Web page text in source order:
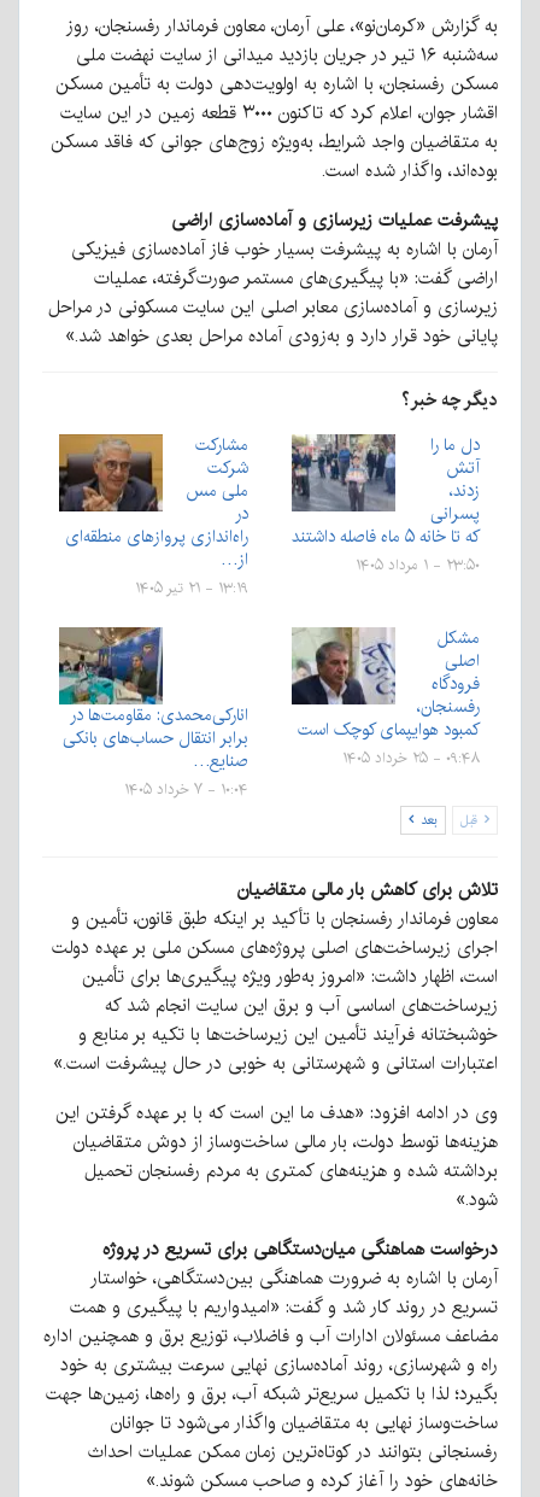
به گزارش «کرمان‌نو»، علی آرمان، معاون فرماندار رفسنجان، روز
سه‌شنبه ۱۶ تیر در جریان بازدید میدانی از سایت نهضت ملی
مسکن رفسنجان، با اشاره به اولویت‌دهی دولت به تأمین مسکن
اقشار جوان، اعلام کرد که تاکنون ۳۰۰۰ قطعه زمین در این سایت
به متقاضیان واجد شرایط، به‌ویژه زوج‌های جوانی که فاقد مسکن
بوده‌اند، واگذار شده است.
پیشرفت عملیات زیرسازی و آماده‌سازی اراضی
آرمان با اشاره به پیشرفت بسیار خوب فاز آماده‌سازی فیزیکی
اراضی گفت: «با پیگیری‌های مستمر صورت‌گرفته، عملیات
زیرسازی و آماده‌سازی معابر اصلی این سایت مسکونی در مراحل
پایانی خود قرار دارد و به‌زودی آماده مراحل بعدی خواهد شد.»
دیگر چه خبر؟
دل ما را
آتش
زدند،
پسرانی
که تا خانه ۵ ماه فاصله داشتند
۲۳:۵۰ - ۱ مرداد ۱۴۰۵
مشارکت
شرکت
ملی مس
در
راه‌اندازی پروازهای منطقه‌ای
از…
۱۳:۱۹ - ۲۱ تیر ۱۴۰۵
مشکل
اصلی
فرودگاه
رفسنجان،
کمبود هوایپمای کوچک است
۰۹:۴۸ - ۲۵ خرداد ۱۴۰۵
انارکی‌محمدی: مقاومت‌ها در
برابر انتقال حساب‌های بانکی
صنایع…
۱۰:۰۴ - ۷ خرداد ۱۴۰۵
قبل بعد
تلاش برای کاهش بار مالی متقاضیان
معاون فرماندار رفسنجان با تأکید بر اینکه طبق قانون، تأمین و
اجرای زیرساخت‌های اصلی پروژه‌های مسکن ملی بر عهده دولت
است، اظهار داشت: «امروز به‌طور ویژه پیگیری‌ها برای تأمین
زیرساخت‌های اساسی آب و برق این سایت انجام شد که
خوشبختانه فرآیند تأمین این زیرساخت‌ها با تکیه بر منابع و
اعتبارات استانی و شهرستانی به خوبی در حال پیشرفت است.»
وی در ادامه افزود: «هدف ما این است که با بر عهده گرفتن این
هزینه‌ها توسط دولت، بار مالی ساخت‌وساز از دوش متقاضیان
برداشته شده و هزینه‌های کمتری به مردم رفسنجان تحمیل
شود.»
درخواست هماهنگی میان‌دستگاهی برای تسریع در پروژه
آرمان با اشاره به ضرورت هماهنگی بین‌دستگاهی، خواستار
تسریع در روند کار شد و گفت: «امیدواریم با پیگیری و همت
مضاعف مسئولان ادارات آب و فاضلاب، توزیع برق و همچنین اداره
راه و شهرسازی، روند آماده‌سازی نهایی سرعت بیشتری به خود
بگیرد؛ لذا با تکمیل سریع‌تر شبکه آب، برق و راه‌ها، زمین‌ها جهت
ساخت‌وساز نهایی به متقاضیان واگذار می‌شود تا جوانان
رفسنجانی بتوانند در کوتاه‌ترین زمان ممکن عملیات احداث
خانه‌های خود را آغاز کرده و صاحب مسکن شوند.»